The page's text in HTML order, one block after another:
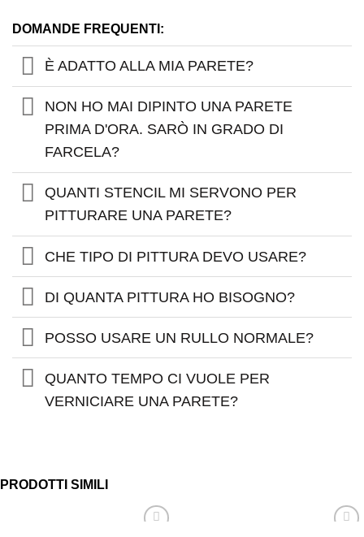
DOMANDE FREQUENTI:
È ADATTO ALLA MIA PARETE?
NON HO MAI DIPINTO UNA PARETE
PRIMA D'ORA. SARÒ IN GRADO DI
FARCELA?
QUANTI STENCIL MI SERVONO PER
PITTURARE UNA PARETE?
CHE TIPO DI PITTURA DEVO USARE?
DI QUANTA PITTURA HO BISOGNO?
POSSO USARE UN RULLO NORMALE?
QUANTO TEMPO CI VUOLE PER
VERNICIARE UNA PARETE?
PRODOTTI SIMILI